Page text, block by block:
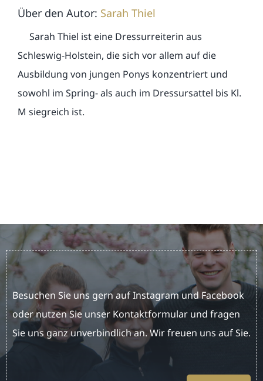
Über den Autor: Sarah Thiel
Sarah Thiel ist eine Dressurreiterin aus
Schleswig-Holstein, die sich vor allem auf die
Ausbildung von jungen Ponys konzentriert und
sowohl im Spring- als auch im Dressursattel bis Kl.
M siegreich ist.
Besuchen Sie uns gern auf Instagram und Facebook
oder nutzen Sie unser Kontaktformular und fragen
Sie uns ganz unverbindlich an. Wir freuen uns auf Sie.